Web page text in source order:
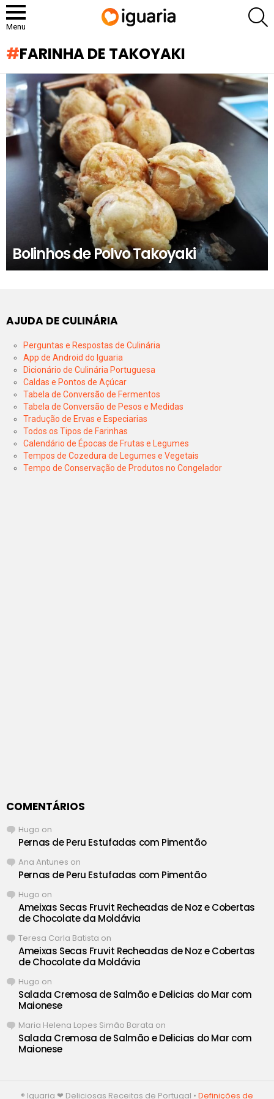
Menu
FARINHA DE TAKOYAKI
RECOMENDADOS
Bolinhos de Polvo Takoyaki
AJUDA DE CULINÁRIA
Perguntas e Respostas de Culinária
App de Android do Iguaria
Dicionário de Culinária Portuguesa
Caldas e Pontos de Açúcar
Tabela de Conversão de Fermentos
Tabela de Conversão de Pesos e Medidas
Tradução de Ervas e Especiarias
Todos os Tipos de Farinhas
Calendário de Épocas de Frutas e Legumes
Tempos de Cozedura de Legumes e Vegetais
Tempo de Conservação de Produtos no Congelador
COMENTÁRIOS
Hugo on
Pernas de Peru Estufadas com Pimentão
Ana Antunes on
Pernas de Peru Estufadas com Pimentão
Hugo on
Ameixas Secas Fruvit Recheadas de Noz e Cobertas
de Chocolate da Moldávia
Teresa Carla Batista on
Ameixas Secas Fruvit Recheadas de Noz e Cobertas
de Chocolate da Moldávia
Hugo on
Salada Cremosa de Salmão e Delicias do Mar com
Maionese
Maria Helena Lopes Simão Barata on
Salada Cremosa de Salmão e Delicias do Mar com
Maionese
® Iguaria ❤ Deliciosas Receitas de Portugal • Definições de